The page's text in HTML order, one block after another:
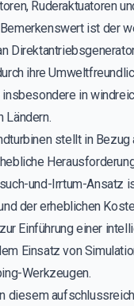
Ruderaktuatoren
ist der
ihre
in
Ländern.
stellt in Bezug
und-Irrtum-Ansatz
der erheblichen
Einführung einer
Einsatz von
Werkzeugen.
diesem